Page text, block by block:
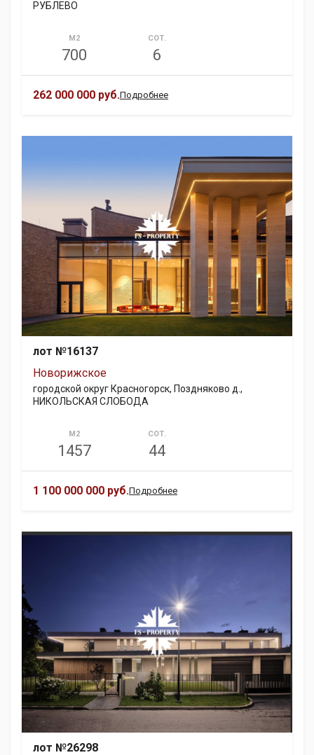
РУБЛЕВО
М2
700
СОТ.
6
262 000 000 руб.Подробнее
лот №16137
Новорижское
городской округ Красногорск, Поздняково д.,
НИКОЛЬСКАЯ СЛОБОДА
М2
1457
СОТ.
44
1 100 000 000 руб.Подробнее
лот №26298